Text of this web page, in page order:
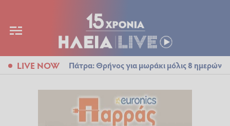
LIVE NOW Πάτρα: Θρήνος για μωράκι μόλις 8 ημερών